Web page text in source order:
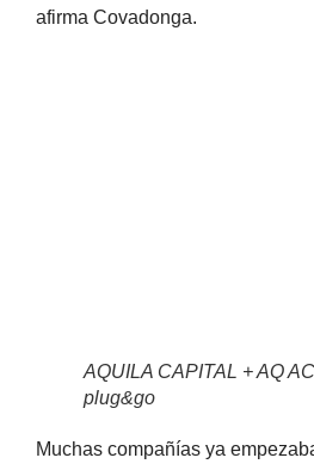
afirma Covadonga.
AQUILA CAPITAL + AQ
plug&go
Muchas compañías ya